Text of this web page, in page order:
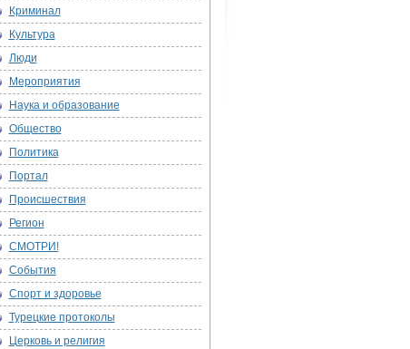
Криминал
Культура
Люди
Мероприятия
Наука и образование
Общество
Политика
Портал
Происшествия
Регион
СМОТРИ!
События
Спорт и здоровье
Турецкие протоколы
Церковь и религия